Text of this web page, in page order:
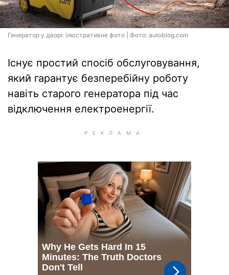
Генератор у дворі: ілюстративне фото | Фото: autoblog.com
Існує простий спосіб обслуговування,
який гарантує безперебійну роботу
навіть старого генератора під час
відключення електроенергії.